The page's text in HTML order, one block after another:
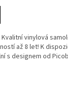
Kvalitní vinylová
až 8 let! K
s designem od